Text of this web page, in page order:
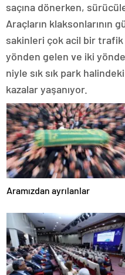
saçına dönerken,
Araçların klaksonlarının
sakinleri çok acil bir
yönden gelen ve iki
niyle sık sık park
kazalar yaşanıyor.
Aramızdan ayrılanlar